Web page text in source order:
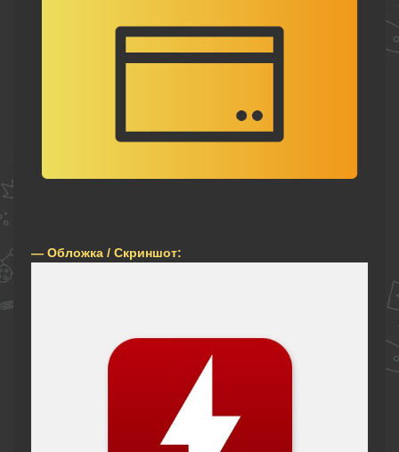
— Обложка / Скриншот: